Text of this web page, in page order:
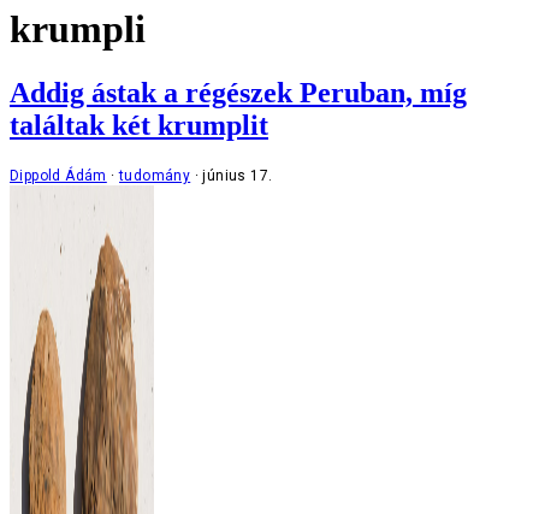
krumpli
Addig ástak a régészek Peruban, míg
találtak két krumplit
Dippold Ádám tudomány június 17.